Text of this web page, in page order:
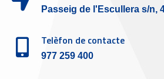
Passeig de l'Escullera s/n,
Telèfon de contacte
977 259 400